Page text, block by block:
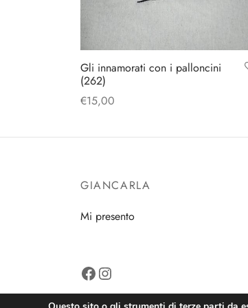
Gli innamorati con i palloncini
(262)
€15,00
GIANCARLA
Mi presento
Facebook